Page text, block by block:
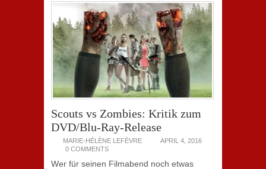
Scouts vs Zombies: Kritik zum
DVD/Blu-Ray-Release
MARIE-HÉLÈNE LEFÈVRE
APRIL 4, 2016
0 COMMENTS
Wer für seinen Filmabend noch etwas